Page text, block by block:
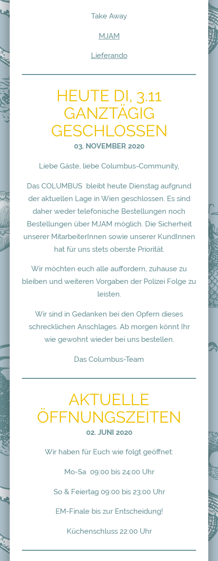
Take Away
MJAM
Lieferando
HEUTE DI, 3.11
GANZTÄGIG
GESCHLOSSEN
03. NOVEMBER 2020
Liebe Gäste, liebe Columbus-Community,
Das COLUMBUS bleibt heute Dienstag aufgrund
der aktuellen Lage in Wien geschlossen. Es sind
daher weder telefonische Bestellungen noch
Bestellungen über MJAM möglich. Die Sicherheit
unserer MitarbeiterInnen sowie unserer KundInnen
hat für uns stets oberste Priorität.
Wir möchten euch alle auffordern, zuhause zu
bleiben und weiteren Vorgaben der Polizei Folge zu
leisten.
Wir sind in Gedanken bei den Opfern dieses
schrecklichen Anschlages. Ab morgen könnt Ihr
wie gewohnt wieder bei uns bestellen.
Das Columbus-Team
AKTUELLE
ÖFFNUNGSZEITEN
02. JUNI 2020
Wir haben für Euch wie folgt geöffnet:
Mo-Sa 09:00 bis 24:00 Uhr
So & Feiertag 09:00 bis 23:00 Uhr
EM-Finale bis zur Entscheidung!
Küchenschluss 22:00 Uhr